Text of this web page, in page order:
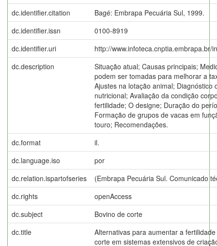
dc.identifier.citation
Bagé: Embrapa Pecuária Sul, 1999.
dc.identifier.issn
0100-8919
dc.identifier.uri
http://www.infoteca.cnptia.embrapa.br/
dc.description
Situação atual; Causas principais;
podem ser tomadas para melhorar a
Ajustes na lotação animal; Diagnóstico
nutricional; Avaliação da condição
fertilidade; O designe; Duração do
Formação de grupos de vacas em
touro; Recomendações.
dc.format
il.
dc.language.iso
por
dc.relation.ispartofseries
(Embrapa Pecuária Sul. Comunicado
dc.rights
openAccess
dc.subject
Bovino de corte
dc.title
Alternativas para aumentar a
corte em sistemas extensivos de